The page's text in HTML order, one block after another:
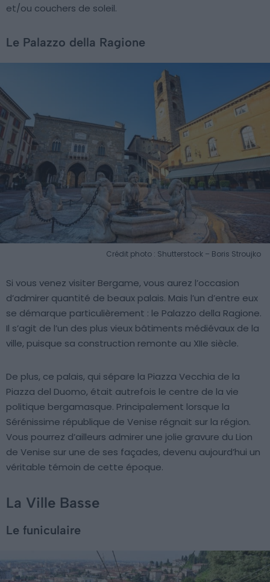
et/ou couchers de soleil.
Le Palazzo della Ragione
Crédit photo : Shutterstock – Boris Stroujko
Si vous venez visiter Bergame, vous aurez l’occasion
d’admirer quantité de beaux palais. Mais l’un d’entre eux
se démarque particulièrement : le Palazzo della Ragione.
Il s’agit de l’un des plus vieux bâtiments médiévaux de la
ville, puisque sa construction remonte au XIIe siècle.
De plus, ce palais, qui sépare la Piazza Vecchia de la
Piazza del Duomo, était autrefois le centre de la vie
politique bergamasque. Principalement lorsque la
Sérénissime république de Venise régnait sur la région.
Vous pourrez d’ailleurs admirer une jolie gravure du Lion
de Venise sur une de ses façades, devenu aujourd’hui un
véritable témoin de cette époque.
La Ville Basse
Le funiculaire